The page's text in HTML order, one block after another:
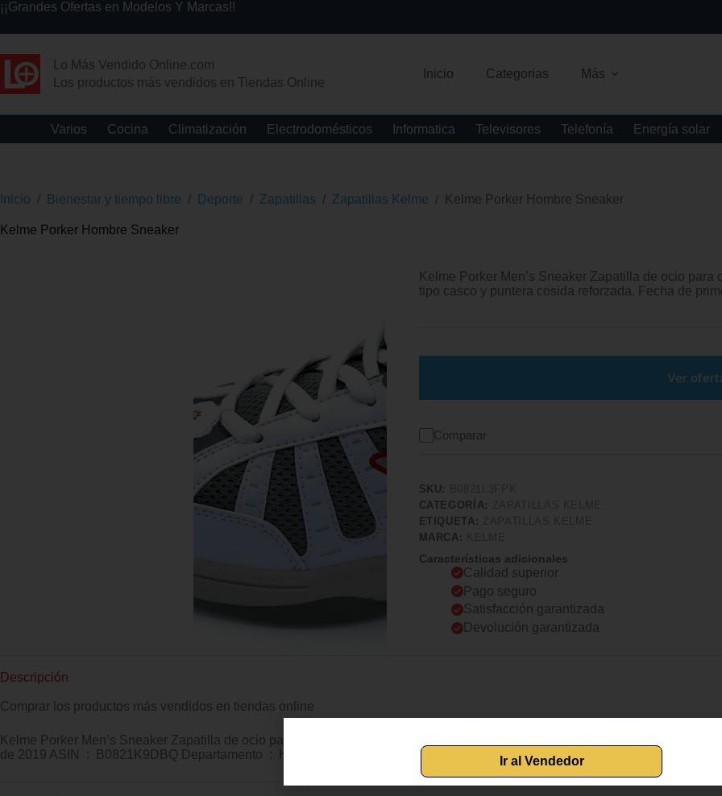
¡¡Grandes Ofertas en Modelos Y Marcas!!
Lo Más Vendido Online.com
Los productos más vendidos en Tiendas Online
Inicio Categorias Más
Varios Cocina Climatización Electrodomésticos Informatica Televisores Telefonía Energía solar
Inicio / Bienestar y tiempo libre / Deporte / Zapatillas / Zapatillas Kelme / Kelme Porker Hombre Sneaker
Kelme Porker Hombre Sneaker
Kelme Porker Men’s Sneaker Zapatilla de ocio
tipo casco y puntera cosida reforzada. Fecha de
Ver
Comparar
SKU:
CATEGORÍA:
ETIQUETA:
MARCA:
Características adicionales
Calidad superior
Pago seguro
Satisfacción garantizada
Devolución garantizada
Descripción
Comprar los productos más vendidos en tiendas online
Kelme Porker Men’s Sneaker Zapatilla de ocio para cadete y caballero. Suela de goma duradera tipo casco y puntera cosida reforzada.
de 2019 ASIN ‏ : ‎ B0821K9DBQ Departamento ‏ : ‎ Hombres